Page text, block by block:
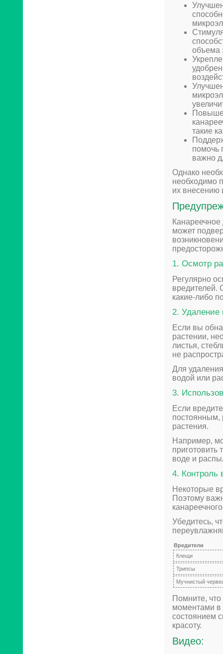
объема
такие
помочь
важно
Однако
необходимо
их внесению
может
1. Осмотр
Регулярно
вредителей.
какие-либо
2. Удаление
Если вы
растении,
листья,
не
Для
водой или
3.
Если
постоянным,
растения.
Например,
приготовить
воде и
4. Контроль
Некоторые
Поэтому
Убедитесь,
Вредители
Клещи
Трипсы
Мучнистый
Помните,
моментами в
состоянием
красоту.
Видео: